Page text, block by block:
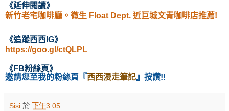
《延伸閱讀》
新竹老宅咖啡廳。微生 Float Dept. 近巨城文青咖啡店推薦!
《追蹤西西IG》
https://goo.gl/ctQLPL
《FB粉絲頁》
邀請您至我的粉絲頁
『西西漫走筆記』按讚!!
Sisi 於 下午3:05